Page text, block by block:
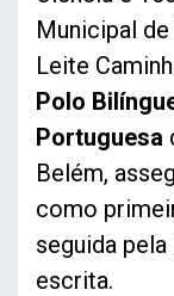
Municipal
Leite
Polo
Portuguesa
Belém,
como
seguida
escrita.